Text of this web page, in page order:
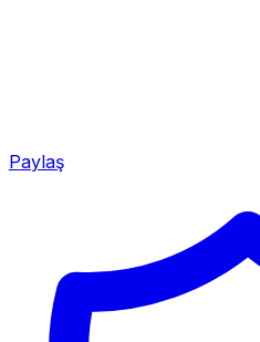
Paylaş